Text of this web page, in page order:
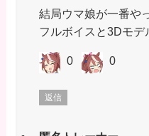
結局ウマ娘が一番や
フルボイスと3Dモ
0 0
返信